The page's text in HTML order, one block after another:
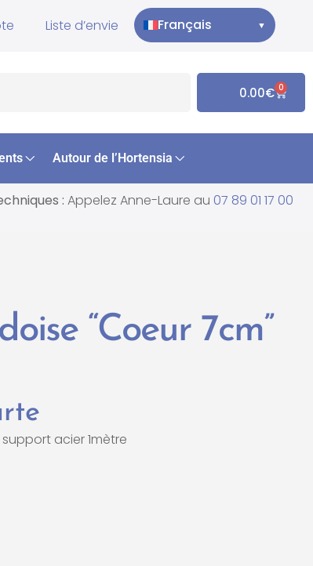
Liste d’envie Français ▼
0.00€ 0
Autour de l’Hortensia
: Appelez Anne-Laure au 07 89 01 17 00
“Coeur 7cm”
acier 1mètre